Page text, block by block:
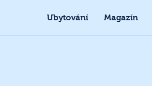
Ubytování Magazín